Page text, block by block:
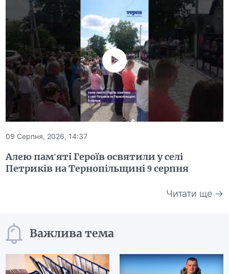
09 Серпня, 2026, 14:37
Алею пам'яті Героїв освятили у селі
Петриків на Тернопільщині 9 серпня
Читати ще →
Важлива тема